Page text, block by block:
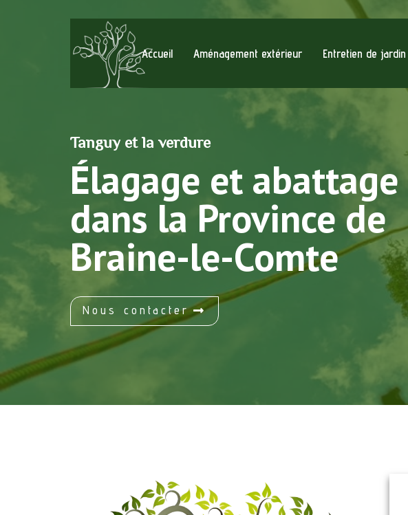
Accueil Aménagement extérieur Entretien de jardin
Tanguy et la verdure
Élagage et abattage
dans la Province de
Braine-le-Comte
Nous contacter